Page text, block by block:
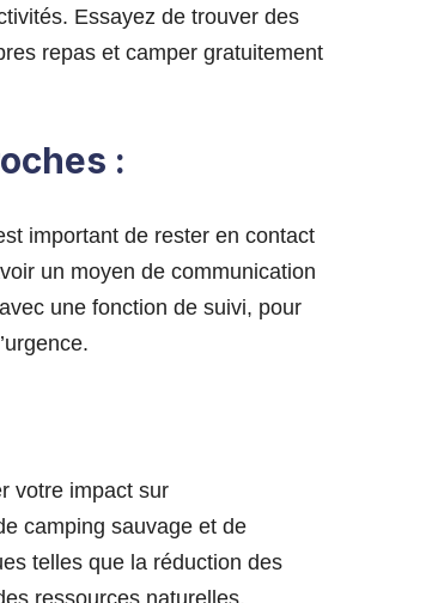
Essayez de trouver des
repas et camper gratuitement
:
important de rester en contact
un moyen de communication
une fonction de suivi, pour
votre impact sur
camping sauvage et de
telles que la réduction des
ressources naturelles.